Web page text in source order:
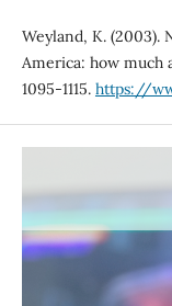
Weyland, K. (2003).
America: how much
1095-1115. https://